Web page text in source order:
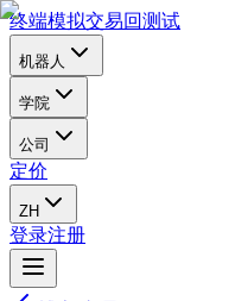
终端模拟交易回测试
机器人
学院
公司
定价
ZH
登录注册